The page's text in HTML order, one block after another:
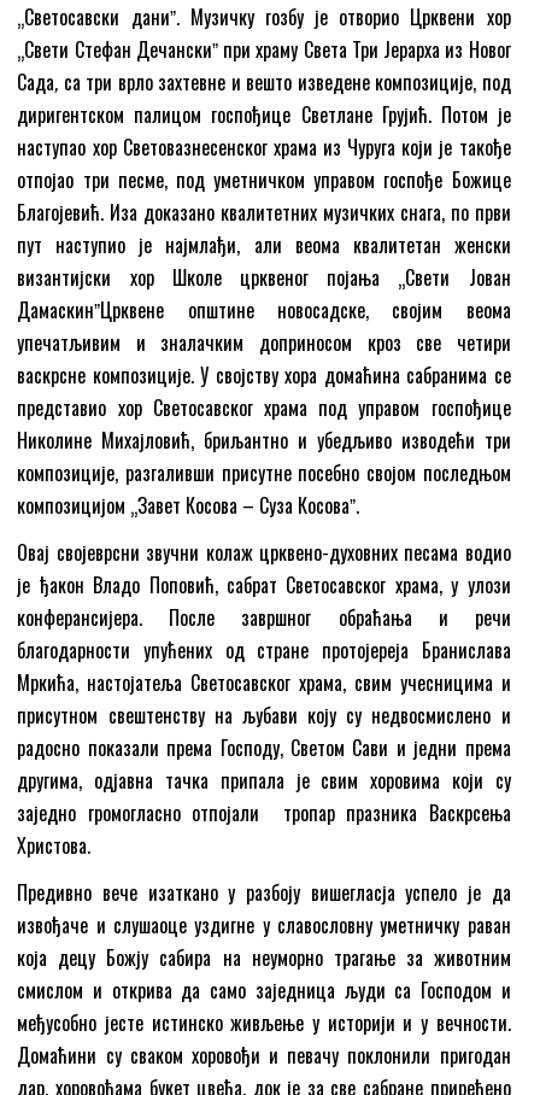
„Светосавски даниˮ. Музичку гозбу је отворио Црквени хор
„Свети Стефан Дечанскиˮ при храму Света Три Јерарха из Новог
Сада, са три врло захтевне и вешто изведене композиције, под
диригентском палицом госпођице Светлане Грујић. Потом је
наступао хор Световазнесенског храма из Чуруга који је такође
отпојао три песме, под уметничком управом госпође Божице
Благојевић. Иза доказано квалитетних музичких снага, по први
пут наступио је најмлађи, али веома квалитетан женски
византијски хор Школе црквеног појања „Свети Јован
ДамаскинˮЦрквене општине новосадске, својим веома
упечатљивим и зналачким доприносом кроз све четири
васкрсне композиције. У својству хора домаћина сабранима се
представио хор Светосавског храма под управом госпођице
Николине Михајловић, бриљантно и убедљиво изводећи три
композиције, разгаливши присутне посебно својом последњом
композицијом „Завет Косова – Суза Косоваˮ.
Овај својеврсни звучни колаж црквено-духовних песама водио
је ђакон Владо Поповић, сабрат Светосавског храма, у улози
конферансијера. После завршног обраћања и речи
благодарности упућених од стране протојереја Бранислава
Мркића, настојатеља Светосавског храма, свим учесницима и
присутном свештенству на љубави коју су недвосмислено и
радосно показали према Господу, Светом Сави и једни према
другима, одјавна тачка припала је свим хоровима који су
заједно громогласно отпојали тропар празника Васкрсења
Христова.
Предивно вече изаткано у разбоју вишегласја успело је да
извођаче и слушаоце уздигне у славословну уметничку раван
која децу Божју сабира на неуморно трагање за животним
смислом и открива да само заједница људи са Господом и
међусобно јесте истинско живљење у историји и у вечности.
Домаћини су сваком хоровођи и певачу поклонили пригодан
дар, хоровођама букет цвећа, док је за све сабране приређено